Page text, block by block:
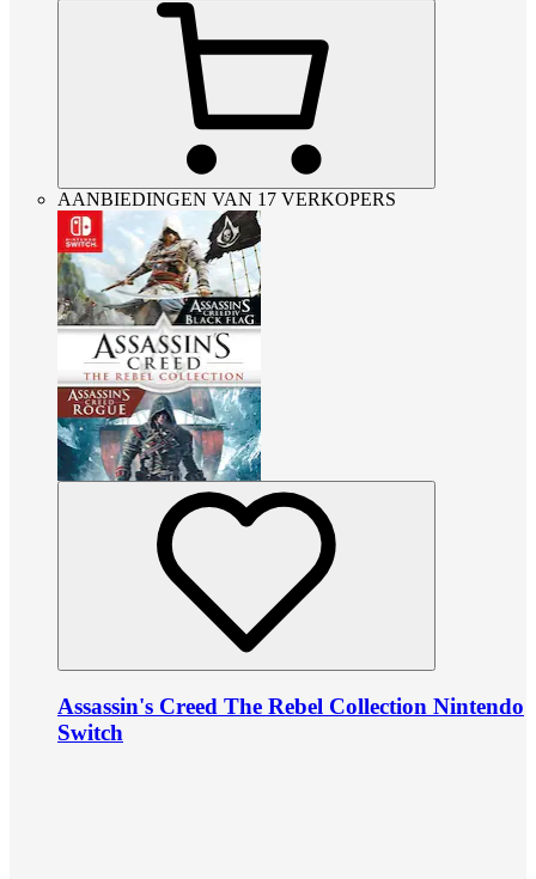
AANBIEDINGEN VAN 17 VERKOPERS
Assassin's Creed The Rebel Collection Nintendo
Switch